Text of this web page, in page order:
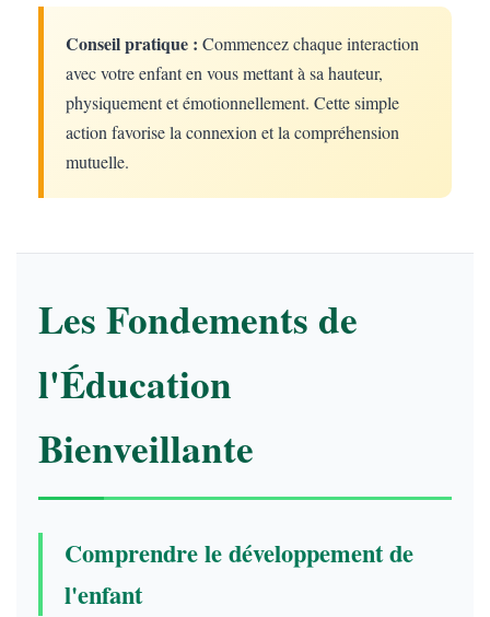
Conseil pratique : Commencez chaque interaction
avec votre enfant en vous mettant à sa hauteur,
physiquement et émotionnellement. Cette simple
action favorise la connexion et la compréhension
mutuelle.
Les Fondements de
l'Éducation
Bienveillante
Comprendre le développement de
l'enfant